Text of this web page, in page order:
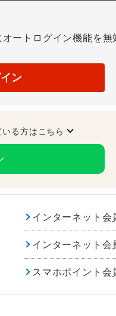
ートログイン機能を無
ン
る方はこちら
インターネット会
インターネット会
スマホポイント会